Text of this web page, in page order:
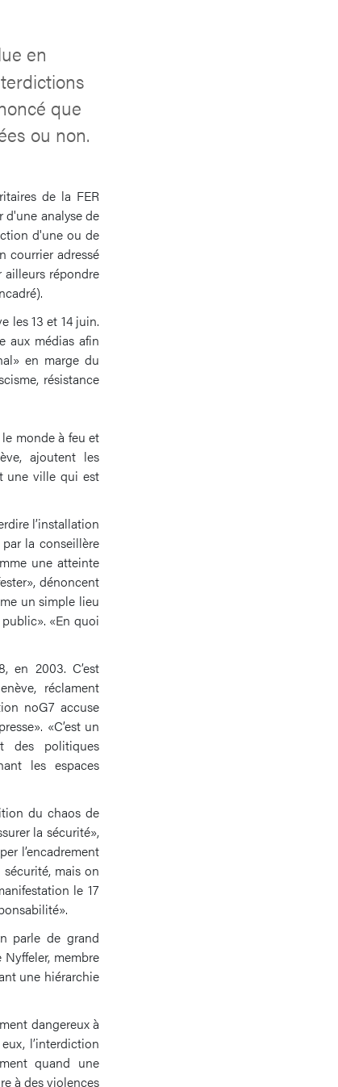
en
que
ou non.
de la FER
d'une analyse de
d'une ou de
courrier adressé
ailleurs répondre
les 13 et 14 juin.
aux médias afin
en marge du
résistance
monde à feu et
ajoutent les
une ville qui est
l’installation
la conseillère
une atteinte
dénoncent
un simple lieu
«En quoi
en 2003. C’est
réclament
noG7 accuse
«C’est un
des politiques
les espaces
du chaos de
la sécurité»,
l’encadrement
mais on
le 17
parle de grand
membre
une hiérarchie
dangereux à
l’interdiction
quand une
à des violences